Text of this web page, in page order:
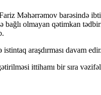
Məhərrəmov barəsində
bağlı olmayan qətimkan
araşdırması davam edir.
ittihamı bir sıra